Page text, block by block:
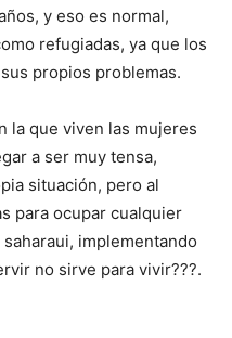
y eso es normal,
refugiadas, ya que los
propios problemas.
la que viven las mujeres
a ser muy tensa,
situación, pero al
para ocupar cualquier
implementando
no sirve para vivir???.